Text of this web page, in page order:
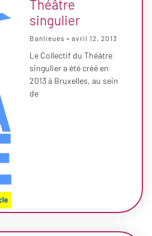
Théâtre
singulier
Banlieues avril 12, 2013
Le Collectif du Théâtre
singulier a été créé en
2013 à Bruxelles, au sein
de